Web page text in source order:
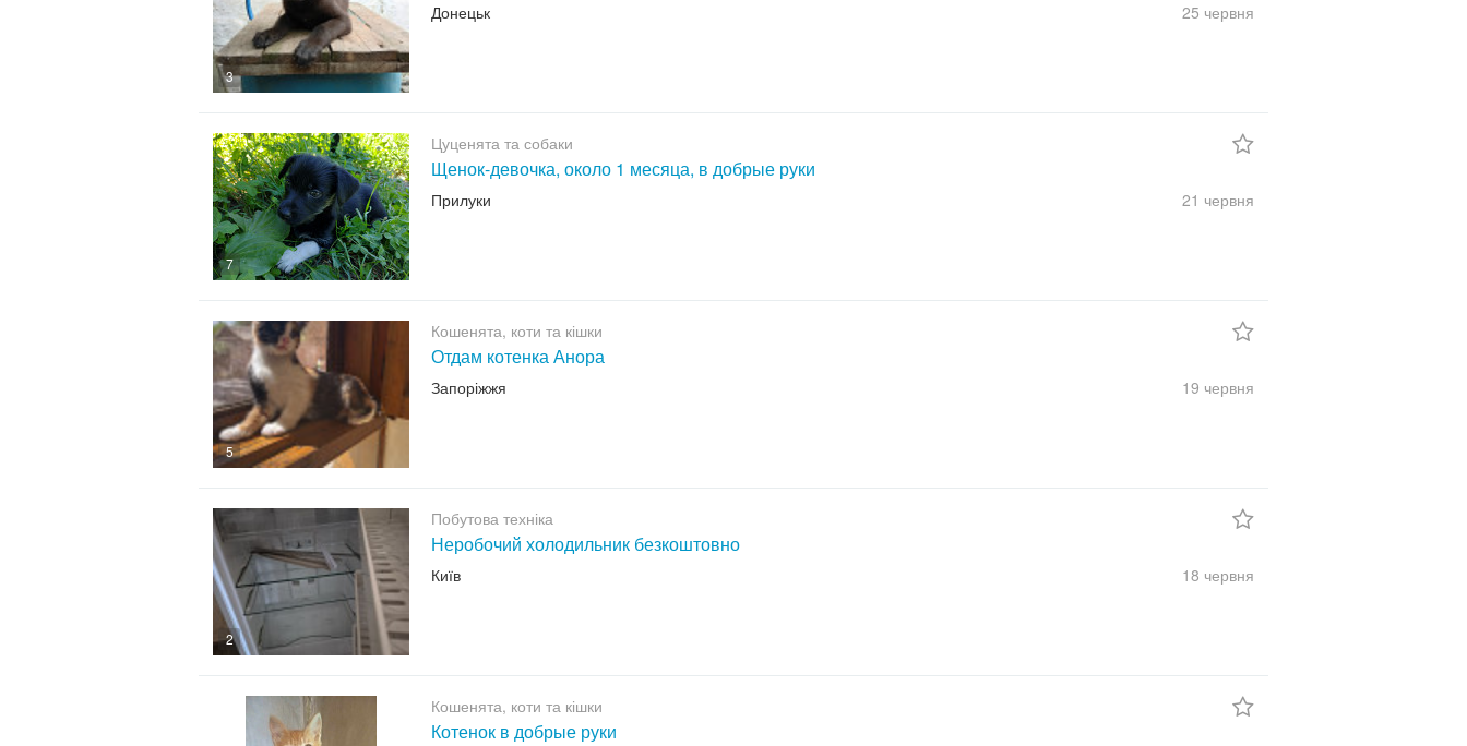
3
Донецьк 25 червня
7
Цуценята та собаки
Щенок-девочка, около 1 месяца, в добрые руки
Прилуки 21 червня
5
Кошенята, коти та кішки
Отдам котенка Анора
Запоріжжя 19 червня
2
Побутова техніка
Неробочий холодильник безкоштовно
Київ 18 червня
Кошенята, коти та кішки
Котенок в добрые руки